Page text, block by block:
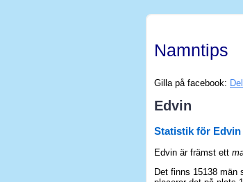
Namntips
Gilla på facebook:
Edvin
Statistik för Edvin
Edvin är främst ett
Det finns 15138 män